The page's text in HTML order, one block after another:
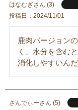
はなむぎ 3
投稿日
2024/11/01
鹿肉バージョン
く、水分を含む
消化しやすいん
さんでぃー 5